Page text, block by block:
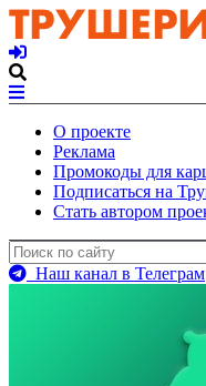
О проекте
Реклама
Промокоды для
Подписаться на
Стать автором
Наш канал в Телеграм